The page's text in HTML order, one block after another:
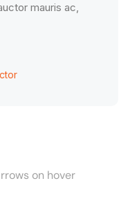
mauris ac,
on hover